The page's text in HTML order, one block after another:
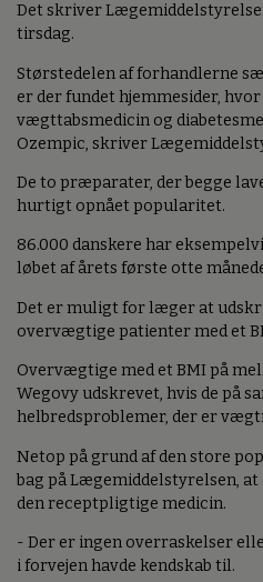
Det skriver
tirsdag.
Størstedelen af forhandlerne
er der fundet hjemmesider,
vægttabsmedicin og
Ozempic, skriver
De to præparater, der begge
hurtigt opnået popularitet.
86.000 danskere har
løbet af årets første otte
Det er muligt for læger at
overvægtige patienter med et
Overvægtige med et BMI på
Wegovy udskrevet, hvis de på
helbredsproblemer, der er
Netop på grund af den store
bag på Lægemiddelstyrelsen,
den receptpligtige medicin.
- Der er ingen overraskelser
i forvejen havde kendskab til.